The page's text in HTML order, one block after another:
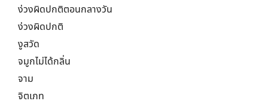
ง่วงผิดปกติตอนกลางวัน
ง่วงผิดปกติ
งูสวัด
จมูกไม่ได้กลิ่น
จาม
จิตเภท